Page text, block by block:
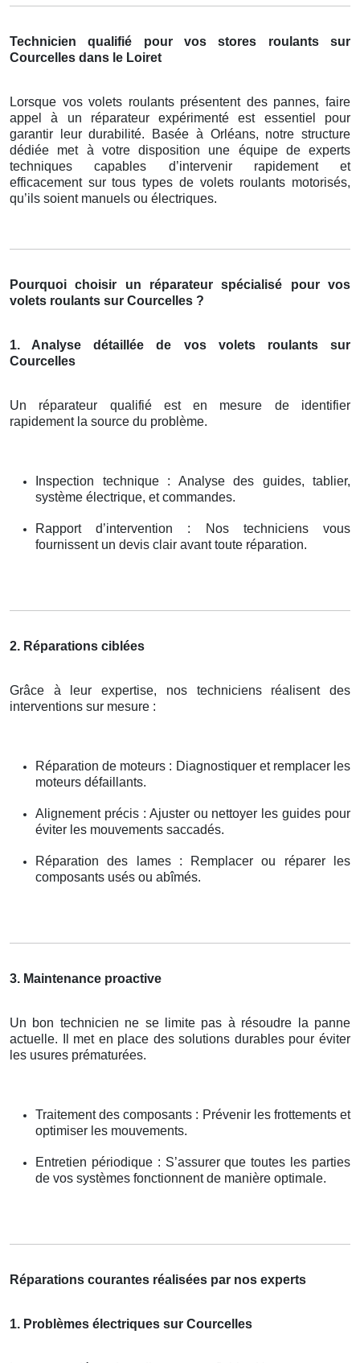
Technicien qualifié pour vos stores roulants sur
Courcelles dans le Loiret
Lorsque vos volets roulants présentent des pannes, faire
appel à un réparateur expérimenté est essentiel pour
garantir leur durabilité. Basée à Orléans, notre structure
dédiée met à votre disposition une équipe de experts
techniques capables d’intervenir rapidement et
efficacement sur tous types de volets roulants motorisés,
qu’ils soient manuels ou électriques.
Pourquoi choisir un réparateur spécialisé pour vos
volets roulants sur Courcelles ?
1. Analyse détaillée de vos volets roulants sur
Courcelles
Un réparateur qualifié est en mesure de identifier
rapidement la source du problème.
Inspection technique : Analyse des guides, tablier,
système électrique, et commandes.
Rapport d’intervention : Nos techniciens vous
fournissent un devis clair avant toute réparation.
2. Réparations ciblées
Grâce à leur expertise, nos techniciens réalisent des
interventions sur mesure :
Réparation de moteurs : Diagnostiquer et remplacer les
moteurs défaillants.
Alignement précis : Ajuster ou nettoyer les guides pour
éviter les mouvements saccadés.
Réparation des lames : Remplacer ou réparer les
composants usés ou abîmés.
3. Maintenance proactive
Un bon technicien ne se limite pas à résoudre la panne
actuelle. Il met en place des solutions durables pour éviter
les usures prématurées.
Traitement des composants : Prévenir les frottements et
optimiser les mouvements.
Entretien périodique : S’assurer que toutes les parties
de vos systèmes fonctionnent de manière optimale.
Réparations courantes réalisées par nos experts
1. Problèmes électriques sur Courcelles